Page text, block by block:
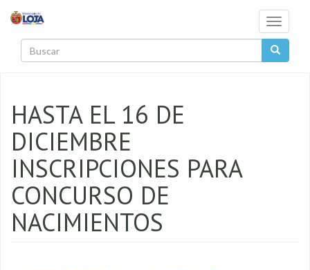
Toggle
HASTA EL 16 DE
DICIEMBRE
INSCRIPCIONES PARA
CONCURSO DE
NACIMIENTOS